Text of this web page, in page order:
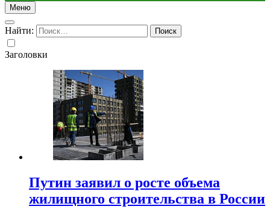
Меню
Найти:
Заголовки
Путин заявил о росте объема
жилищного строительства в России